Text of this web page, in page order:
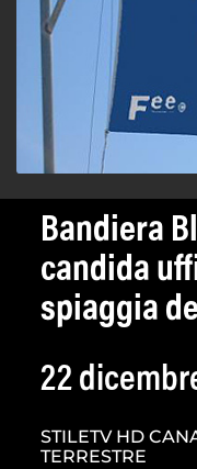
Bandiera
candida
spiaggia
22
STILETV HD
TERRESTRE